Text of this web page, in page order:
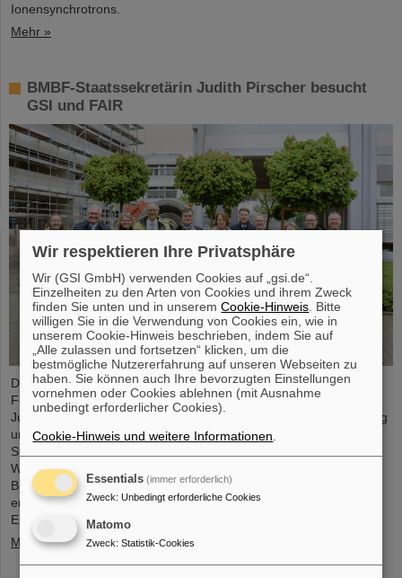
Ionensynchrotrons.
Mehr »
BMBF-Staatssekretärin Judith Pirscher besucht
GSI und FAIR
Der Fortschritt des FAIR-Projekts und die aktuellen
Forschungsaktivitäten standen im Mittelpunkt eines Besuchs von
Judith Pirscher, Staatssekretärin im Bundesministerium für Bildung
und Forschung (BMBF), auf dem GSI/FAIR-Campus. Die
Staatssekretärin wurde von Professor Paolo Giubellino,
Wissenschaftlicher Geschäftsführer von GSI und FAIR, und Jörg
Blaurock, Technischer Geschäftsführer von GSI und FAIR,
empfangen. Bei ihrem Besuch erhielt sie einen umfassenden
Einblick über die wissenschaftlichen…
Mehr »
Wir respektieren Ihre Privatsphäre
Wir (GSI GmbH) verwenden Cookies auf „gsi.de“.
Einzelheiten zu den Arten von Cookies und ihrem Zweck
finden Sie unten und in unseremCookie-Hinweis . Bitte
willigen Sie in die Verwendung von Cookies ein, wie in
unserem Cookie-Hinweis beschrieben, indem Sie auf
„Alle zulassen und fortsetzen“ klicken, um die
bestmögliche Nutzererfahrung auf unseren Webseiten zu
haben. Sie können auch Ihre bevorzugten Einstellungen
vornehmen oder Cookies ablehnen (mit Ausnahme
unbedingt erforderlicher Cookies).
Cookie-Hinweis und weitere Informationen
Essentials (immer erforderlich)
Zweck: Unbedingt erforderliche Cookies
Matomo
Zweck: Statistik-Cookies